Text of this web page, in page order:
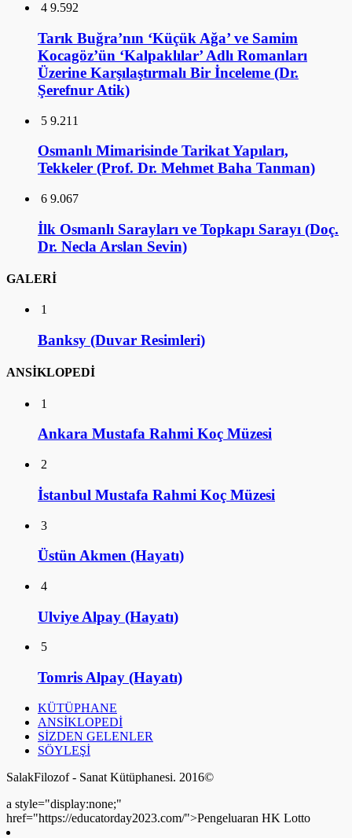
4 9.592
Tarık Buğra’nın ‘Küçük Ağa’ ve Samim
Kocagöz’ün ‘Kalpaklılar’ Adlı Romanları
Üzerine Karşılaştırmalı Bir İnceleme (Dr.
Şerefnur Atik)
5 9.211
Osmanlı Mimarisinde Tarikat Yapıları,
Tekkeler (Prof. Dr. Mehmet Baha Tanman)
6 9.067
İlk Osmanlı Sarayları ve Topkapı Sarayı (Doç.
Dr. Necla Arslan Sevin)
GALERİ
1
Banksy (Duvar Resimleri)
ANSİKLOPEDİ
1
Ankara Mustafa Rahmi Koç Müzesi
2
İstanbul Mustafa Rahmi Koç Müzesi
3
Üstün Akmen (Hayatı)
4
Ulviye Alpay (Hayatı)
5
Tomris Alpay (Hayatı)
KÜTÜPHANE
ANSİKLOPEDİ
SİZDEN GELENLER
SÖYLEŞİ
SalakFilozof - Sanat Kütüphanesi. 2016©
a style="display:none;"
href="https://educatorday2023.com/">Pengeluaran HK Lotto